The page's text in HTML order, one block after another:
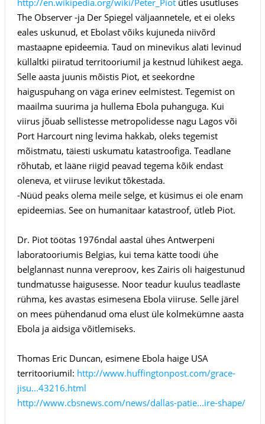
The Observer -ja Der Spiegel väljaannetele, et ei oleks
eales uskunud, et Ebolast võiks kujuneda niivõrd
mastaapne epideemia. Taud on minevikus alati levinud
küllaltki piiratud territooriumil ja kestnud lühikest aega.
Selle aasta juunis mõistis Piot, et seekordne
haiguspuhang on väga erinev eelmistest. Tegemist on
maailma suurima ja hullema Ebola puhanguga. Kui
viirus jõuab sellistesse metropolidesse nagu Lagos või
Port Harcourt ning levima hakkab, oleks tegemist
mõistmatu, täiesti uskumatu katastroofiga. Teadlane
rõhutab, et lääne riigid peavad tegema kõik endast
oleneva, et viiruse levikut tõkestada.
-Nüüd peaks olema meile selge, et küsimus ei ole enam
epideemias. See on humanitaar katastroof, ütleb Piot.
Dr. Piot töötas 1976ndal aastal ühes Antwerpeni
laboratooriumis Belgias, kui tema kätte toodi ühe
belglannast nunna vereproov, kes Zairis oli haigestunud
tundmatusse haigusesse. Noor teadur kuulus teadlaste
rühma, kes avastas esimesena Ebola viiruse. Selle järel
on mees pühendanud oma elust üle kolmekümne aasta
Ebola ja aidsiga võitlemiseks.
Thomas Eric Duncan, esimene Ebola haige USA
territooriumil: http://www.huffingtonpost.com/grace-
jisu...43216.html
http://www.cbsnews.com/news/dallas-patie...ire-shape/